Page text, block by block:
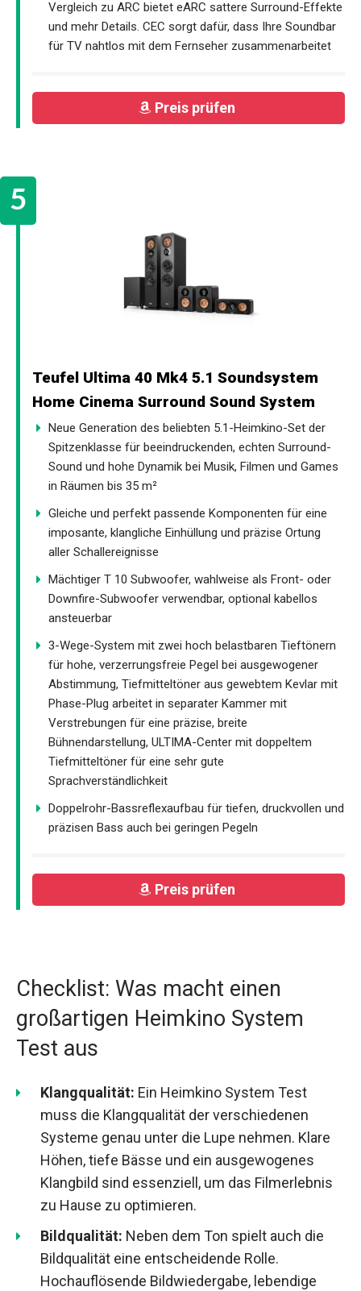
Vergleich zu ARC bietet eARC sattere Surround-Effekte
und mehr Details. CEC sorgt dafür, dass Ihre Soundbar
für TV nahtlos mit dem Fernseher zusammenarbeitet
Preis prüfen
Teufel Ultima 40 Mk4 5.1 Soundsystem
Home Cinema Surround Sound System
Neue Generation des beliebten 5.1-Heimkino-Set der
Spitzenklasse für beeindruckenden, echten Surround-
Sound und hohe Dynamik bei Musik, Filmen und Games
in Räumen bis 35 m²
Gleiche und perfekt passende Komponenten für eine
imposante, klangliche Einhüllung und präzise Ortung
aller Schallereignisse
Mächtiger T 10 Subwoofer, wahlweise als Front- oder
Downfire-Subwoofer verwendbar, optional kabellos
ansteuerbar
3-Wege-System mit zwei hoch belastbaren Tieftönern
für hohe, verzerrungsfreie Pegel bei ausgewogener
Abstimmung, Tiefmitteltöner aus gewebtem Kevlar mit
Phase-Plug arbeitet in separater Kammer mit
Verstrebungen für eine präzise, breite
Bühnendarstellung, ULTIMA-Center mit doppeltem
Tiefmitteltöner für eine sehr gute
Sprachverständlichkeit
Doppelrohr-Bassreflexaufbau für tiefen, druckvollen und
präzisen Bass auch bei geringen Pegeln
Preis prüfen
Checklist: Was macht einen
großartigen Heimkino System
Test aus
Klangqualität: Ein Heimkino System Test
muss die Klangqualität der verschiedenen
Systeme genau unter die Lupe nehmen. Klare
Höhen, tiefe Bässe und ein ausgewogenes
Klangbild sind essenziell, um das Filmerlebnis
zu Hause zu optimieren.
Bildqualität: Neben dem Ton spielt auch die
Bildqualität eine entscheidende Rolle.
Hochauflösende Bildwiedergabe, lebendige